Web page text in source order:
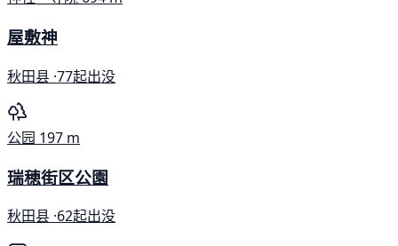
屋敷神
秋田县 ·77起出没
公园 197 m
瑞穂街区公園
秋田县 ·62起出没